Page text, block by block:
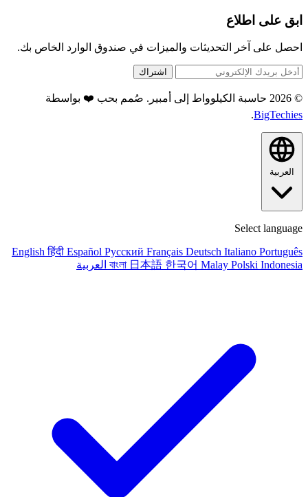
ابق على اطلاع
احصل على آخر التحديثات والميزات في صندوق الوارد الخاص بك.
اشتراك
© 2026 حاسبة الكيلوواط إلى أمبير. صُمم بحب ❤️ بواسطة
BigTechies
.
العربية
Select language
English हिंदी Español Русский Français Deutsch Italiano Português
বাংলা 日本語 한국어 Malay Polski Indonesia العربية